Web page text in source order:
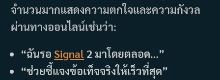
จำนวนมากแสดงความตกใจและความกังวล
ผ่านทางออนไลน์เช่นว่า:
“ฉันรอ Signal 2 มาโดยตลอด…”
“ช่วยชี้แจงข้อเท็จจริงให้เร็วที่สุด”